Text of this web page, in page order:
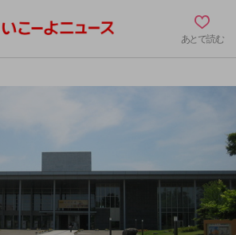
あとで読む